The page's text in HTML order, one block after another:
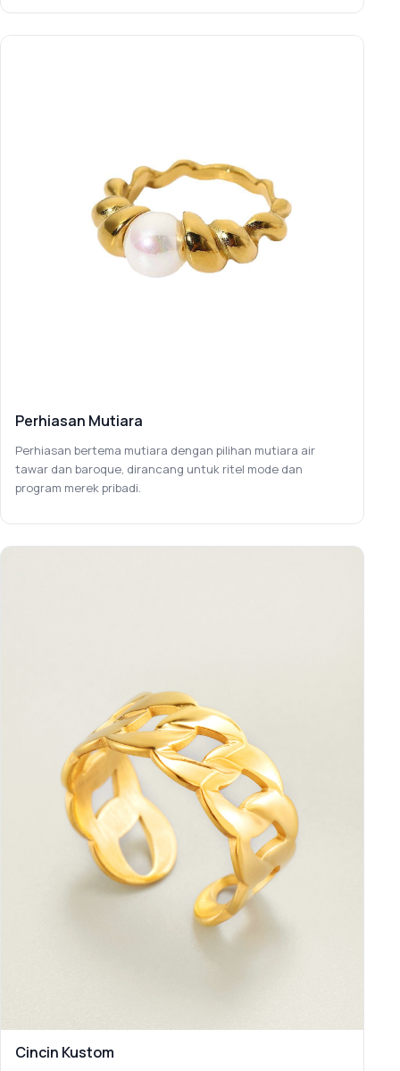
Perhiasan Mutiara
Perhiasan bertema mutiara dengan pilihan mutiara air
tawar dan baroque, dirancang untuk ritel mode dan
program merek pribadi.
Cincin Kustom